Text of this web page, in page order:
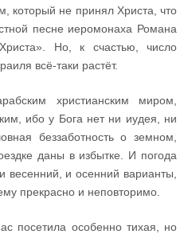
который не принял Христа, что
песне иеромонаха Романа
Но, к счастью, число
всё-таки растёт.
христианским миром,
ибо у Бога нет ни иудея, ни
беззаботность о земном,
даны в избытке. И погода
весенний, и осенний варианты,
прекрасно и неповторимо.
посетила особенно тихая, но